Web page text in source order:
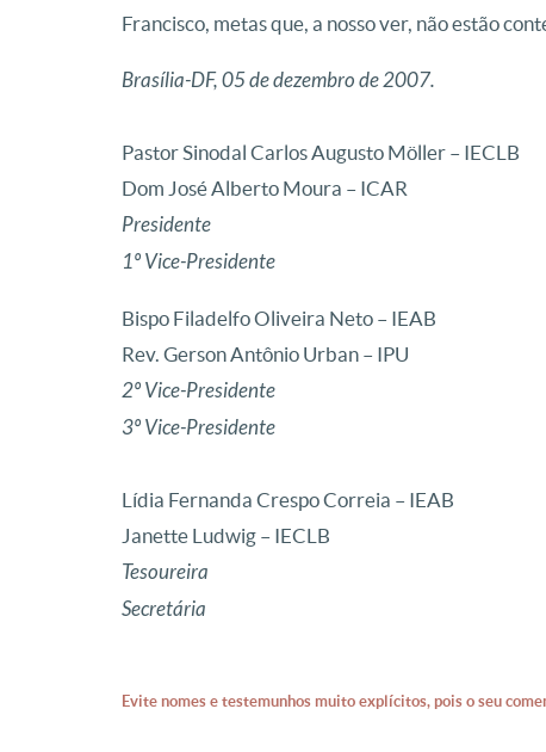
Francisco, metas que, a nosso ver, não estão
Brasília-DF, 05 de dezembro de 2007.
Pastor Sinodal Carlos Augusto Möller – IECLB
Dom José Alberto Moura – ICAR
Presidente
1º Vice-Presidente
Bispo Filadelfo Oliveira Neto – IEAB
Rev. Gerson Antônio Urban – IPU
2º Vice-Presidente
3º Vice-Presidente
Lídia Fernanda Crespo Correia –
Janette Ludwig – IECLB
Tesoureira
Secretária
Evite nomes e testemunhos muito explícitos, pois o seu